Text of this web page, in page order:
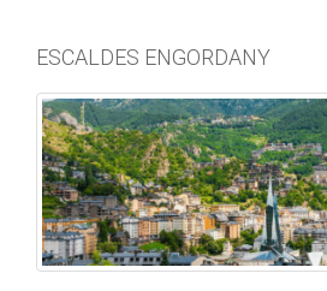
ESCALDES ENGORDANY